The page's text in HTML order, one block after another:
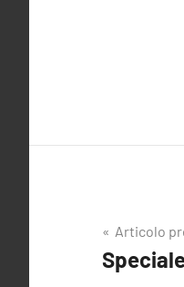
articoli
Articolo